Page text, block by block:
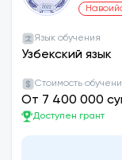
Язык обучения
Узбекский язык
Стоимость
От 7 400 000
Доступен грант